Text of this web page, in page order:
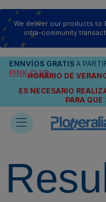
We deliver our products to
intra-community
ENNVÍOS GRATIS A
PINK CLUB
HORARIO DE
ES NECESARIO
PARA QUE